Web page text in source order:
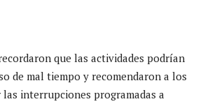
que las actividades podrían
de mal tiempo y recomendaron a los
interrupciones programadas a